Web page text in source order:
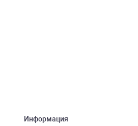
Информация